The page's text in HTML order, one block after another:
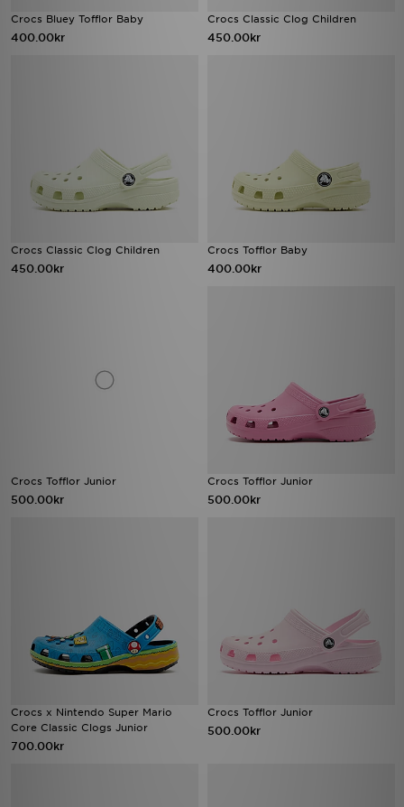
Crocs Bluey Tofflor Baby
400.00kr
Crocs Classic Clog Children
450.00kr
Crocs Classic Clog Children
450.00kr
Crocs Tofflor Baby
400.00kr
Crocs Tofflor Junior
500.00kr
Crocs Tofflor Junior
500.00kr
Crocs x Nintendo Super Mario
Core Classic Clogs Junior
700.00kr
Crocs Tofflor Junior
500.00kr